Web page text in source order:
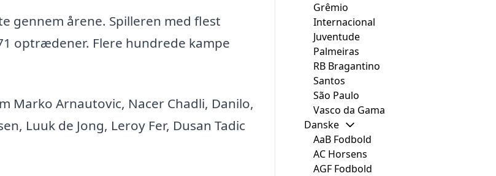
gennem årene. Spilleren med flest
optrædener. Flere hundrede kampe
Marko Arnautovic, Nacer Chadli, Danilo,
Luuk de Jong, Leroy Fer, Dusan Tadic
Grêmio
Internacional
Juventude
Palmeiras
RB Bragantino
Santos
São Paulo
Vasco da Gama
Danske
AaB Fodbold
AC Horsens
AGF Fodbold